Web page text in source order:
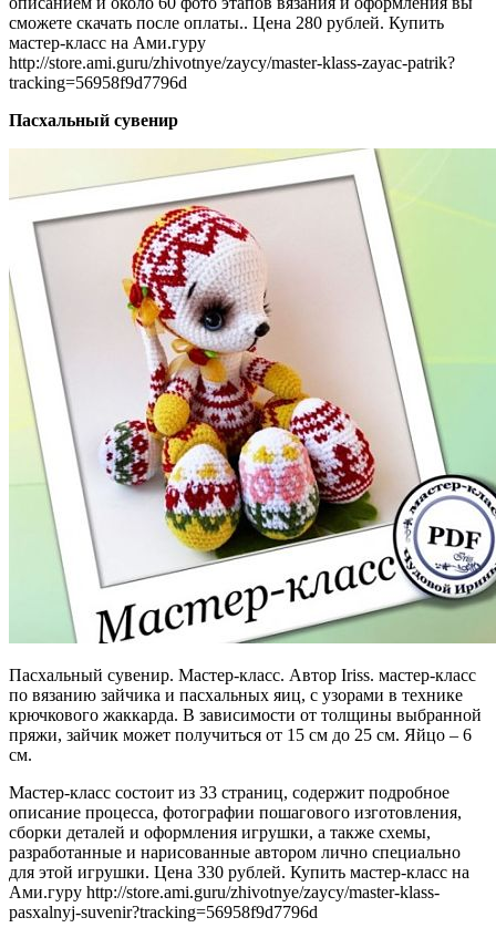
сможете скачать после оплаты.. Цена 280 рублей. Купить
мастер-класс на Ами.гуру
http://store.ami.guru/zhivotnye/zaycy/master-klass-zayac-patrik?
tracking=56958f9d7796d
Пасхальный сувенир
Пасхальный сувенир. Мастер-класс. Автор Iriss. мастер-класс
по вязанию зайчика и пасхальных яиц, с узорами в технике
крючкового жаккарда. В зависимости от толщины выбранной
пряжи, зайчик может получиться от 15 см до 25 см. Яйцо – 6
см.
Мастер-класс состоит из 33 страниц, содержит подробное
описание процесса, фотографии пошагового изготовления,
сборки деталей и оформления игрушки, а также схемы,
разработанные и нарисованные автором лично специально
для этой игрушки. Цена 330 рублей. Купить мастер-класс на
Ами.гуру http://store.ami.guru/zhivotnye/zaycy/master-klass-
pasxalnyj-suvenir?tracking=56958f9d7796d